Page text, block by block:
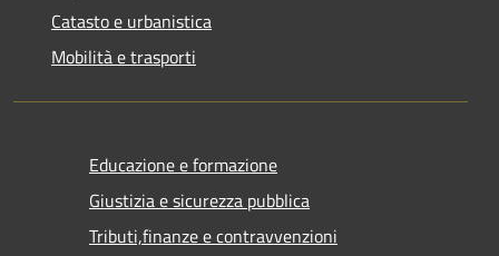
Catasto e urbanistica
Mobilità e trasporti
Educazione e formazione
Giustizia e sicurezza pubblica
Tributi,finanze e contravvenzioni